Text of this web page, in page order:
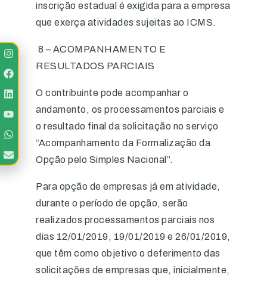
inscrição estadual é exigida para a empresa
que exerça atividades sujeitas ao ICMS.
8 – ACOMPANHAMENTO E
RESULTADOS PARCIAIS
O contribuinte pode acompanhar o
andamento, os processamentos parciais e
o resultado final da solicitação no serviço
“Acompanhamento da Formalização da
Opção pelo Simples Nacional”.
Para opção de empresas já em atividade,
durante o período de opção, serão
realizados processamentos parciais nos
dias 12/01/2019, 19/01/2019 e 26/01/2019,
que têm como objetivo o deferimento das
solicitações de empresas que, inicialmente,